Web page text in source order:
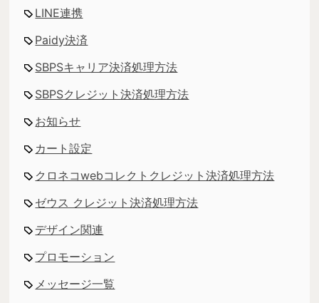
LINE連携
Paidy決済
SBPSキャリア決済処理方法
SBPSクレジット決済処理方法
お知らせ
カート設定
クロネコwebコレクトクレジット決済処理方法
ゼウス クレジット決済処理方法
デザイン関連
プロモーション
メッセージ一覧